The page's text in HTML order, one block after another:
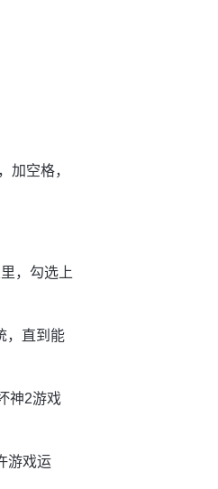
加空格，
，勾选上
，直到能
神2游戏
游戏运